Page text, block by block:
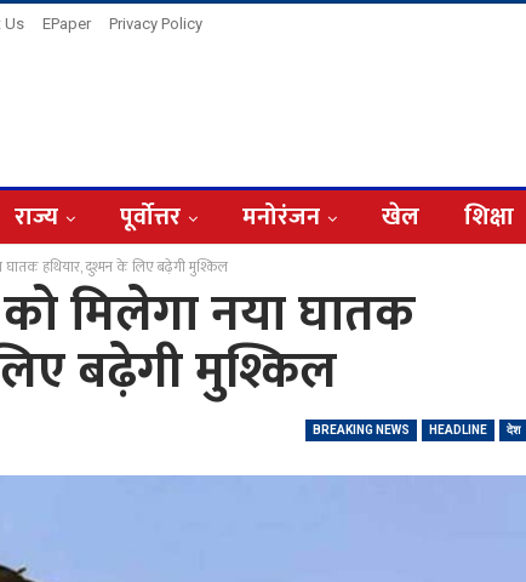
Us EPaper Privacy Policy
राज्य पूर्वोत्तर मनोरंजन खेल शिक्षा
घातक हथियार, दुश्मन के लिए बढ़ेगी मुश्किल
मिलेगा नया घातक
बढ़ेगी मुश्किल
BREAKING NEWS HEADLINE देश